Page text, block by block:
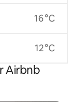
16 °C
12 °C
Airbnb